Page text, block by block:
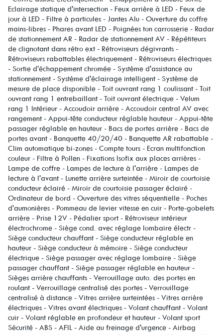
Eclairage statique d'intersection - Feux arrière à LED - Feux de
jour à LED - Filtre à particules - Jantes Alu - Ouverture du coffre
mains-libres - Phares avant LED - Poignées ton carrosserie - Radar
de stationnement AR - Radar de stationnement AV - Répétiteurs
de clignotant dans rétro ext - Rétroviseurs dégivrants -
Rétroviseurs rabattables électriquement - Rétroviseurs électriques
- Sortie d'échappement chromée - Système d'assistance au
stationnement - Système d'éclairage intelligent - Système de
mesure de place disponible - Toit ouvrant rang 1 coulissant - Toit
ouvrant rang 1 entrebaillant - Toit ouvrant électrique - Velum
rang 1 Intérieur - Accoudoir arrière - Accoudoir central AV avec
rangement - Appui-tête conducteur réglable hauteur - Appui-tête
passager réglable en hauteur - Bacs de portes arrière - Bacs de
portes avant - Banquette 40/20/40 - Banquette AR rabattable -
Clim automatique bi-zones - Compte tours - Ecran multifonction
couleur - Filtre à Pollen - Fixations Isofix aux places arrières -
Lampe de coffre - Lampes de lecture à l'arrière - Lampes de
lecture à l'avant - Lunette arrière surteintée - Miroir de courtoisie
conducteur éclairé - Miroir de courtoisie passager éclairé -
Ordinateur de bord - Ouverture des vitres séquentielle - Poches
d'aumonières - Pommeau de levier vitesse en cuir - Porte-gobelets
arrière - Prise 12V - Pédalier sport - Rétroviseur intérieur
électrochrome - Siège cond. avec réglage lombaire électr -
Siège conducteur chauffant - Siège conducteur réglable en
hauteur - Siège conducteur à mémoire - Siège conducteur
électrique - Siège passager avec réglage lombaire - Siège
passager chauffant - Siège passager réglable en hauteur -
Sièges arrière chauffants - Verrouillage auto. des portes en
roulant - Verrouillage centralisé des portes - Verrouillage
centralisé à distance - Vitres arrière surteintées - Vitres arrière
électriques - Vitres avant électriques - Volant chauffant - Volant
cuir - Volant réglable en profondeur et hauteur - Volant sport
Sécurité - ABS - AFIL - Aide au freinage d'urgence - Airbag